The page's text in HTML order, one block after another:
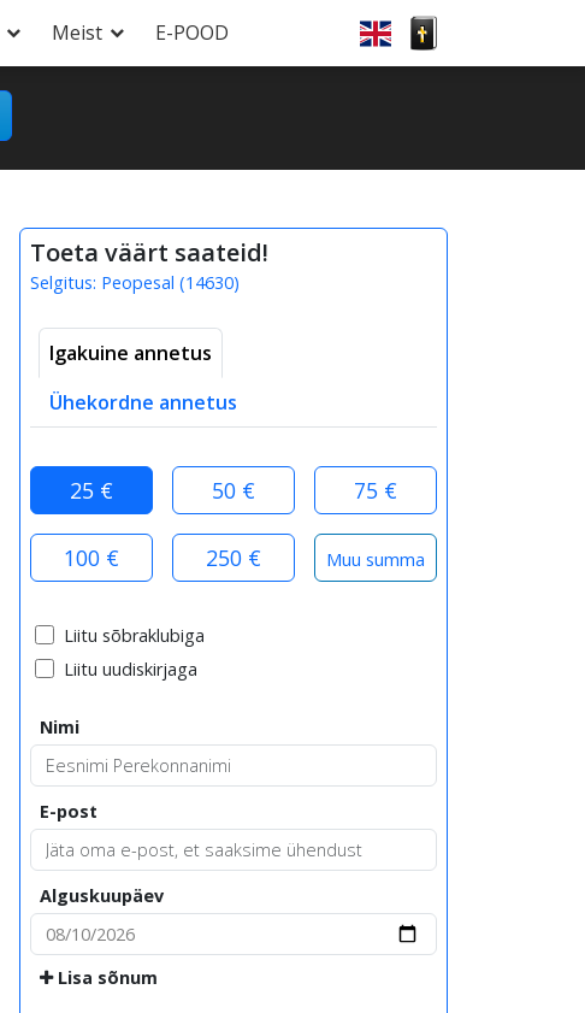
Meist E-POOD
Toeta väärt saateid!
Selgitus: Peopesal (14630)
Igakuine annetus
Ühekordne annetus
25 € 50 € 75 €
100 € 250 €
Liitu sõbraklubiga
Liitu uudiskirjaga
Nimi
E-post
Alguskuupäev
Lisa sõnum